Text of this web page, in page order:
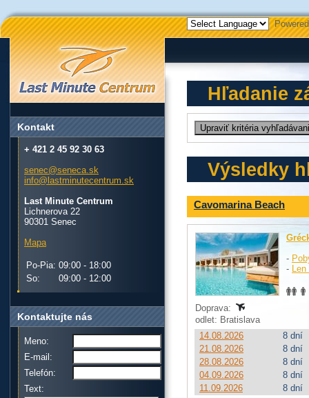
Hľadanie
Výsledky
Cavomarina Beach
-
-
Doprava:
odlet: Bratislava
14.08.2026
8 dní
21.08.2026
8 dní
28.08.2026
8 dní
04.09.2026
8 dní
11.09.2026
8 dní
Kontakt
+ 421 2 45 92 30 63
senec@seneca.sk
info@lastminutecentrum.sk
Last Minute Centrum
Lichnerova 22
90301 Senec
Mapa
Po-Pia: 09:00 - 18:00
So:
09:00 - 12:00
Kontaktujte nás
Meno:
E-mail:
Telefón:
Text: